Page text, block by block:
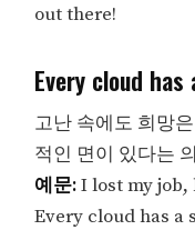
out there!
Every cloud
고난 속에도 희망
적인 면이 있다는
예문:I lost my job,
Every cloud has a